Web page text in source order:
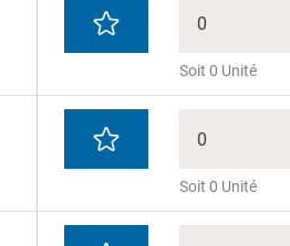
0
Soit 0 Unité
0
Soit 0 Unité